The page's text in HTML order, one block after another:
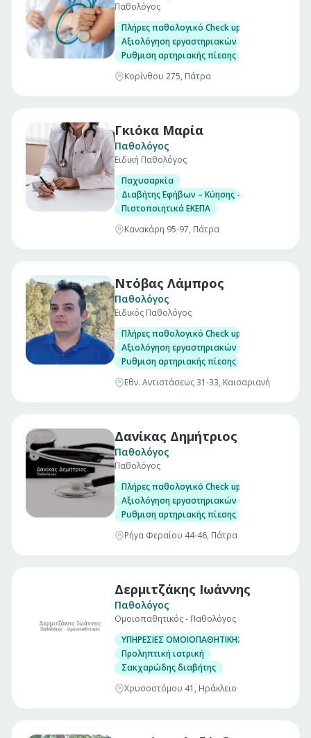
Παθολόγος
Πλήρες παθολογικό Check up σε άνδρες και
Αξιολόγηση εργαστηριακών εξετάσεων
Ρυθμιση αρτηριακής πίεσης
Κορίνθου 275, Πάτρα
Γκιόκα Μαρία
Παθολόγος
Ειδική Παθολόγος
Παχυσαρκία
Διαβήτης Εφήβων – Κύησης – Ενηλίκων
Πιστοποιητικά ΕΚΕΠΑ
Κανακάρη 95-97, Πάτρα
Ντόβας Λάμπρος
Παθολόγος
Ειδικός Παθολόγος
Πλήρες παθολογικό Check up σε άνδρες και
Αξιολόγηση εργαστηριακών εξετάσεων
Ρυθμιση αρτηριακής πίεσης
Εθν. Αντιστάσεως 31-33, Καισαριανή
Δανίκας Δημήτριος
Παθολόγος
Παθολόγος
Πλήρες παθολογικό Check up σε άνδρες και
Αξιολόγηση εργαστηριακών εξετάσεων
Ρυθμιση αρτηριακής πίεσης
Ρήγα Φεραίου 44-46, Πάτρα
Δερμιτζάκης Ιωάννης
Παθολόγος
Ομοιοπαθητικός - Παθολόγος
ΥΠΗΡΕΣΙΕΣ ΟΜΟΙΟΠΑΘΗΤΙΚΗΣ
Προληπτική ιατρική
Σακχαρώδης διαβήτης
Χρυσοστόμου 41, Ηράκλειο